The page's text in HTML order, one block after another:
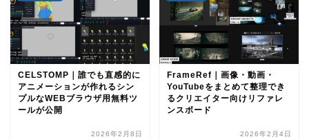
CELSTOMP｜誰でも直感的に
アニメーションが作れるシン
プルなWEBブラウザ用無料ツ
ールが公開
2026年2月8日
FrameRef｜画像・動画・
YouTubeをまとめて整理でき
るクリエイター向けリファレ
ンスボード
2026年2月4日